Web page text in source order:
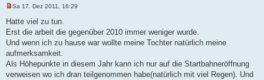
g
e
e
s
n
e
Sa 17. Dez 2011, 16:29
Hatte viel zu tun.
Erst die arbeit die gegenüber 2010 immer weniger wurde.
Und wenn ich zu hause war wollte meine Tochter natürlich meine
aufmerksamkeit.
Als Höhepunkte in diesem Jahr kann ich nur auf die Startbahneröffnung
verweisen wo ich dran teilgenommen habe(natürlich mit viel Regen). Und